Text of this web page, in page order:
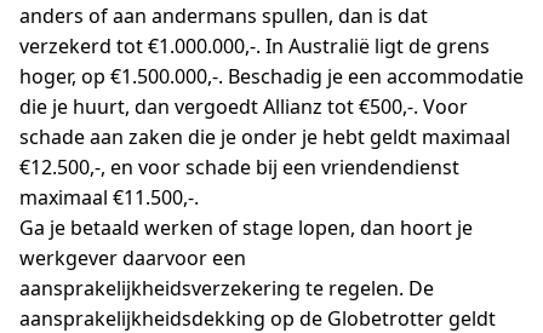
anders of aan andermans spullen, dan is dat
verzekerd tot €1.000.000,-. In Australië ligt de grens
hoger, op €1.500.000,-. Beschadig je een accommodatie
die je huurt, dan vergoedt Allianz tot €500,-. Voor
schade aan zaken die je onder je hebt geldt maximaal
€12.500,-, en voor schade bij een vriendendienst
maximaal €11.500,-.
Ga je betaald werken of stage lopen, dan hoort je
werkgever daarvoor een
aansprakelijkheidsverzekering te regelen. De
aansprakelijkheidsdekking op de Globetrotter geldt